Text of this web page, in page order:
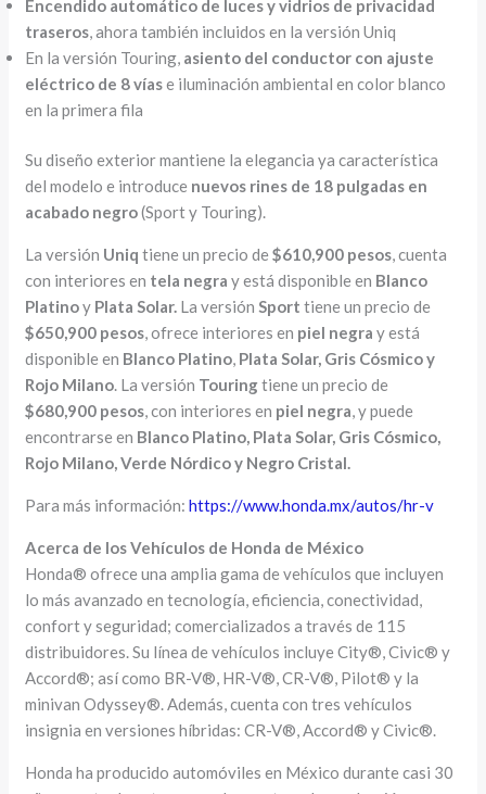
Encendido automático de luces y vidrios de privacidad
traseros, ahora también incluidos en la versión Uniq
En la versión Touring, asiento del conductor con ajuste
eléctrico de 8 víase iluminación ambiental en color blanco
en la primera fila
Su diseño exterior mantiene la elegancia ya característica
del modelo e introduce nuevos rines de 18 pulgadas en
acabado negro(Sport y Touring).
La versión Uniq tiene un precio de$610,900 pesos, cuenta
con interiores en tela negra y está disponible en Blanco
Platinoy Plata Solar. La versiónSport tiene un precio de
$650,900 pesos, ofrece interiores en piel negra y está
disponible en Blanco Platino, Plata Solar, Gris Cósmico y
Rojo Milano. La versión Touringtiene un precio de
$680,900 pesos, con interiores en piel negra, y puede
encontrarse en Blanco Platino, Plata Solar, Gris Cósmico,
Rojo Milano, Verde Nórdico y Negro Cristal.
Para más información:https://www.honda.mx/autos/hr-v
Acerca de los Vehículos de Honda de México
Honda® ofrece una amplia gama de vehículos que incluyen
lo más avanzado en tecnología, eficiencia, conectividad,
confort y seguridad; comercializados a través de 115
distribuidores. Su línea de vehículos incluye City®, Civic® y
Accord®; así como BR-V®, HR-V®, CR-V®, Pilot® y la
minivan Odyssey®. Además, cuenta con tres vehículos
insignia en versiones híbridas: CR-V®, Accord® y Civic®.
Honda ha producido automóviles en México durante casi 30